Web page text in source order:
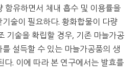
함유하면서 체내 흡수 및 이용률을
술이 필요하다. 황화합물이 다량
기술을 확립할 경우, 기존 마늘가공
설득할 수 있는 마늘가공품의 생
다. 이에 따라 본 연구에서는 발효를